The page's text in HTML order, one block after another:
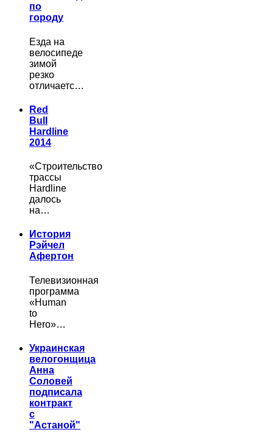
по
городу
Езда на
велосипеде
зимой
резко
отличаетс…
Red
Bull
Hardline
2014
«Строительство
трассы
Hardline
далось
на…
История
Рэйчел
Афертон
Телевизионная
программа
«Human
to
Hero»…
Украинская
велогонщица
Анна
Соловей
подписала
контракт
с
"Астаной"